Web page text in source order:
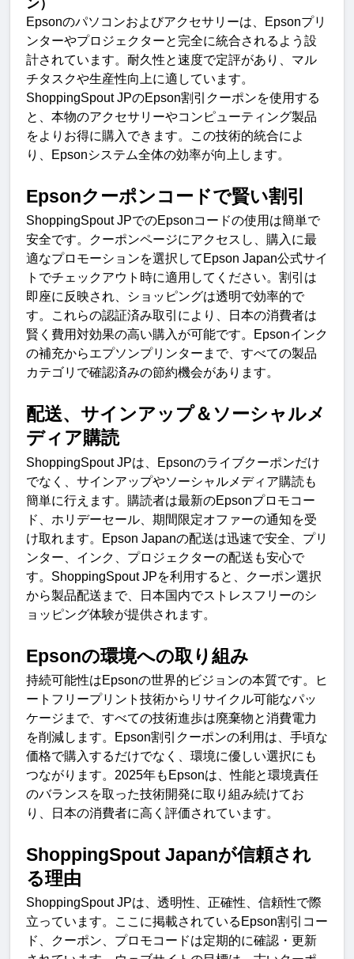
ン）
Epsonのパソコンおよびアクセサリーは、 Epsonプリ
ンターやプロジェクターと完全に統合されるよう設
計されています。耐久性と速度で定評があり、マル
チタスクや生産性向上に適しています。
ShoppingSpout JPのEpson割引クーポンを使用する
と、本物のアクセサリーやコンピューティング製品
をよりお得に購入できます。この技術的統合によ
り、
Epsonシステム全体の効率が向上します。
Epsonクーポンコードで賢い割引
ShoppingSpout JPでのEpsonコードの使用は簡単で
安全です。クーポンページにアクセスし、購入に最
適なプロモーションを選択して Epson Japan公式サイ
トでチェックアウト時に適用してください。割引は
即座に反映され、ショッピングは透明で効率的で
す。
これらの認証済み取引により、日本の消費者は
賢く費用対効果の高い購入が可能です。
Epsonインク
の補充からエプソンプリンターまで、すべての製品
カテゴリで確認済みの節約機会があります。
配送、サインアップ＆ソーシャルメ
ディア購読
ShoppingSpout JPは、 Epsonのライブクーポンだけ
でなく、サインアップやソーシャルメディア購読も
簡単に行えます。購読者は最新のEpsonプロモコー
ド、ホリデーセール、期間限定オファーの通知を受
け取れます。 Epson Japanの配送は迅速で安全、プリ
ンター、インク、プロジェクターの配送も安心で
す。 ShoppingSpout JPを利用すると、クーポン選択
から製品配送まで、日本国内でストレスフリーのシ
ョッピング体験が提供されます。
Epsonの環境への取り組み
持続可能性はEpsonの世界的ビジョンの本質です。ヒ
ートフリープリント技術からリサイクル可能なパッ
ケージまで、すべての技術進歩は廃棄物と消費電力
を削減します。
Epson割引クーポンの利用は、手頃な
価格で購入するだけでなく、環境に優しい選択にも
つながります。 2025年も Epsonは、性能と環境責任
のバランスを取った技術開発に取り組み続けてお
り、日本の消費者に高く評価されています。
ShoppingSpout Japanが信頼され
る理由
ShoppingSpout JPは、透明性、正確性、信頼性で際
立っています。ここに掲載されている Epson割引コー
ド、クーポン、プロモコードは定期的に確認・更新